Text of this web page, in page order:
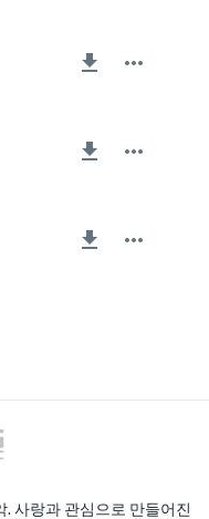
사랑과 관심으로 만들어진